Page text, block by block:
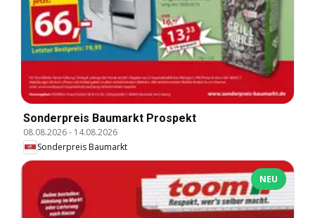
Sonderpreis Baumarkt Prospekt
08.08.2026- 14.08.2026
Sonderpreis Baumarkt
NEU